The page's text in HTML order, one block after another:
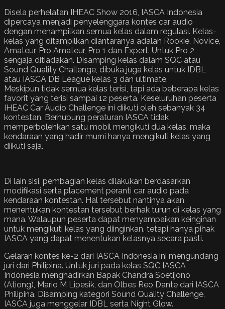
Disela perhelatan IHEAC Show 2016, IASCA Indonesia
dipercaya menjadi penyelenggara kontes car audio
dengan menampilkan semua kelas dalam regulasi. Kelas-
kelas yang ditampilkan diantaranya adalah Rookie, Novice,
Amateur, Pro Amateur, Pro 1 dan Expert. Untuk Pro 2
sengaja ditiadakan. Disamping kelas dalam SQC atau
Sound Quality Challenge, dibuka juga kelas untuk IDBL
atau IASCA DB League kelas 3 dan ultimate.
Meskipun tidak semua kelas terisi, tapi ada beberapa kelas
favorit yang terisi sampai 12 peserta. Keseluruhan peserta
IHEAC Car Audio Challenge ini diikuti oleh sebanyak 34
kontestan. Berhubung peraturan IASCA tidak
memperbolehkan satu mobil mengikuti dua kelas, maka
kendaraan yang hadir murni hanya mengikuti kelas yang
diikuti saja.
Di lain sisi, pembagian kelas dilakukan berdasarkan
modifikasi serta placement peranti car audio pada
kendaraan kontestan. Hal tersebut nantinya akan
menentukan kontestan tersebut berhak turun di kelas yang
mana. Walaupun peserta dapat menyampaikan keinginan
untuk mengikuti kelas yang diinginkan, tetapi hanya pihak
IASCA yang dapat menentukan kelasnya secara pasti.
Gelaran kontes ke-2 dari IASCA Indonesia ini mengundang
juri dari Philipina. Untuk juri pada kelas SQC IASCA
Indonesia menghadirkan Bapak Chandra Soetijono
(Ationg), Mario M Lipesik, dan Olbes Reo Dante dari IASCA
Philipina. Disamping kategori Sound Quality Challenge,
IASCA juga menggelar IDBL serta Night Glow.